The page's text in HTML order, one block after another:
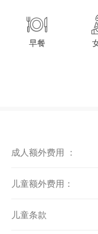
位置：
距离奈通轮渡口（Ferry
，套间浴室
卧室4：双床（可拼成大床
房间内禁止吸烟，否则会
设施：

早餐
成人额外费用 ：
儿童额外费用：
儿童条款